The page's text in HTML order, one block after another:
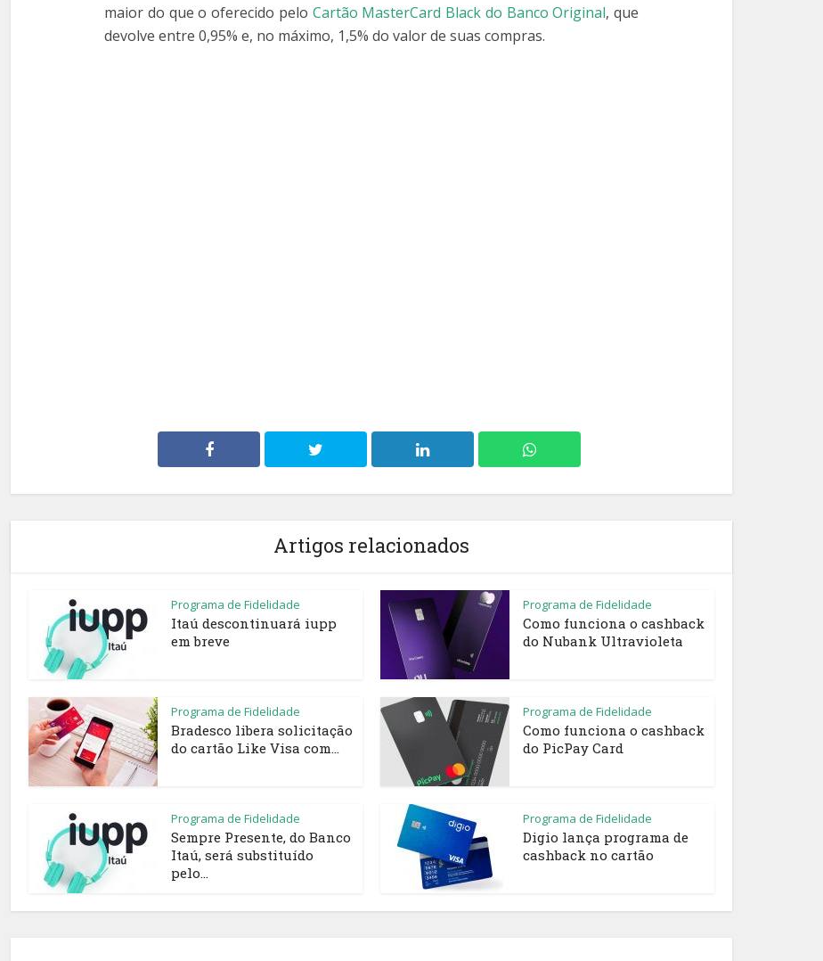
maior do que o oferecido pelo Cartão MasterCard Black do Banco Original, que
devolve entre 0,95% e, no máximo, 1,5% do valor de suas compras.
Artigos relacionados
Programa de Fidelidade
Itaú descontinuará iupp
em breve
Programa de Fidelidade
Como funciona o cashback
do Nubank Ultravioleta
Programa de Fidelidade
Bradesco libera solicitação
do cartão Like Visa com...
Programa de Fidelidade
Como funciona o cashback
do PicPay Card
Programa de Fidelidade
Sempre Presente, do Banco
Itaú, será substituído
pelo...
Programa de Fidelidade
Digio lança programa de
cashback no cartão